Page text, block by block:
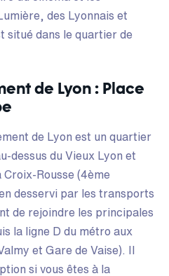
des Lyonnais et
situé dans le quartier de
de Lyon : Place
de Lyon est un quartier
dessus du Vieux Lyon et
Rousse (4ème
desservi par les transports
de rejoindre les principales
la ligne D du métro aux
et Gare de Vaise). Il
si vous êtes à la